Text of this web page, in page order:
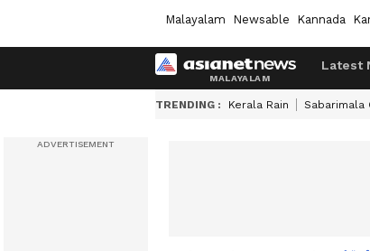
Malayalam Newsable Kannada
Latest
TRENDING : Kerala Rain Sabarimala